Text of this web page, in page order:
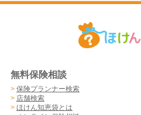
無料保険相談
> 保険プランナー検索
> 店舗検索
> ほけん知恵袋とは